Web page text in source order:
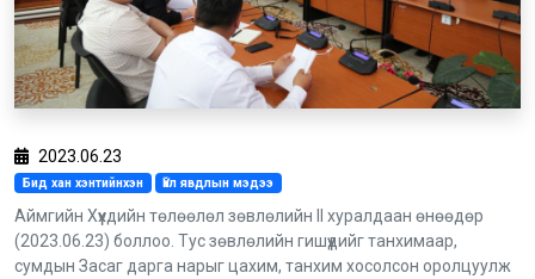
2023.06.23
Бид хан хэнтийнхэн Үйл явдлын мэдээ
Аймгийн Хүүхдийн төлөөлөл зөвлөлийн II хуралдаан өнөөдөр
(2023.06.23) боллоо. Тус зөвлөлийн гишүүдийг танхимаар,
сумдын Засаг дарга нарыг цахим, танхим хосолсон оролцуулж